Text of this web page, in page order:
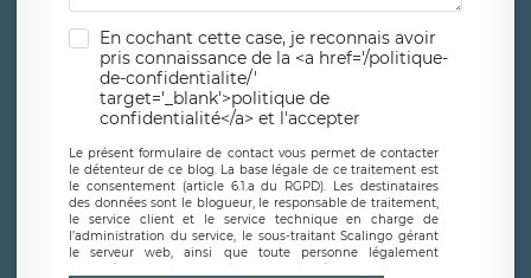
En cochant cette case, je reconnais avoir
pris connaissance de la <a href='/politique-
de-confidentialite/'
target='_blank'>politique de
confidentialité</a> et l'accepter
Le présent formulaire de contact vous permet de contacter
le détenteur de ce blog. La base légale de ce traitement est
le consentement (article 6.1.a du RGPD). Les destinataires
des données sont le blogueur, le responsable de traitement,
le service client et le service technique en charge de
l’administration du service, le sous-traitant Scalingo gérant
le serveur web, ainsi que toute personne légalement
autorisée. Le formulaire de contact à destination du